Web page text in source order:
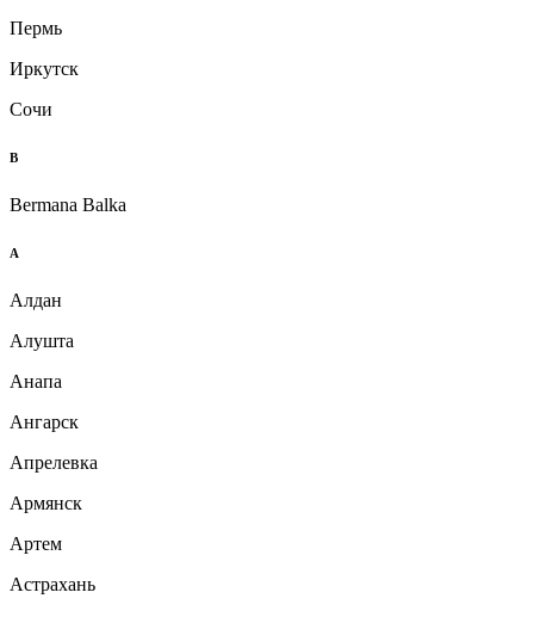
Пермь
Иркутск
Сочи
B
Bermana Balka
А
Алдан
Алушта
Анапа
Ангарск
Апрелевка
Армянск
Артем
Астрахань